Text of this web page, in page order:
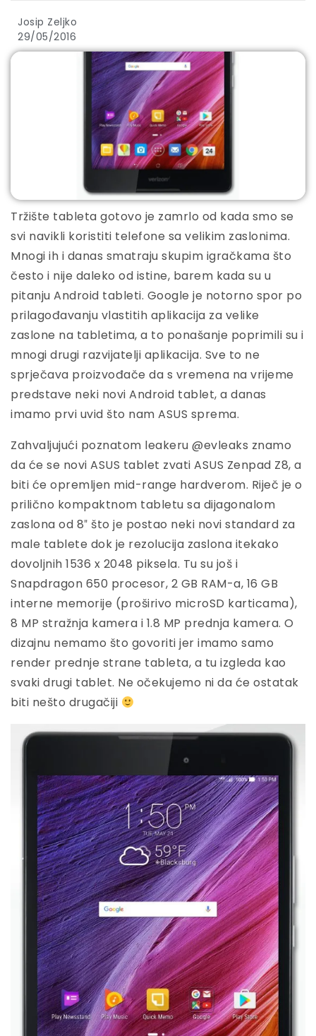
Josip Zeljko
29/05/2016
Tržište tableta gotovo je zamrlo od kada smo se
svi navikli koristiti telefone sa velikim zaslonima.
Mnogi ih i danas smatraju skupim igračkama što
često i nije daleko od istine, barem kada su u
pitanju Android tableti. Google je notorno spor po
prilagođavanju vlastitih aplikacija za velike
zaslone na tabletima, a to ponašanje poprimili su i
mnogi drugi razvijatelji aplikacija. Sve to ne
sprječava proizvođače da s vremena na vrijeme
predstave neki novi Android tablet, a danas
imamo prvi uvid što nam ASUS sprema.
Zahvaljujući poznatom leakeru @evleaks znamo
da će se novi ASUS tablet zvati ASUS Zenpad Z8, a
biti će opremljen mid-range hardverom. Riječ je o
prilično kompaktnom tabletu sa dijagonalom
zaslona od 8″ što je postao neki novi standard za
male tablete dok je rezolucija zaslona itekako
dovoljnih 1536 x 2048 piksela. Tu su još i
Snapdragon 650 procesor, 2 GB RAM-a, 16 GB
interne memorije (proširivo microSD karticama),
8 MP stražnja kamera i 1.8 MP prednja kamera. O
dizajnu nemamo što govoriti jer imamo samo
render prednje strane tableta, a tu izgleda kao
svaki drugi tablet. Ne očekujemo ni da će ostatak
biti nešto drugačiji